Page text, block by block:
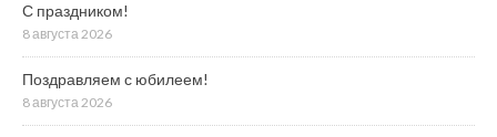
С праздником!
8 августа 2026
Поздравляем с юбилеем!
8 августа 2026